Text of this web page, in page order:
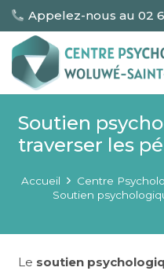
Appelez-nous au 02
Soutien
traverser les
Accueil
Centre
Soutien
Le soutien